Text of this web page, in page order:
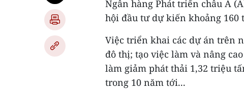
Ngân hàng Phát triển châu Á
hội đầu tư dự kiến khoảng 160
Việc triển khai các dự án trên
đô thị; tạo việc làm và nâng
làm giảm phát thải 1,32 triệu
trong 10 năm tới...